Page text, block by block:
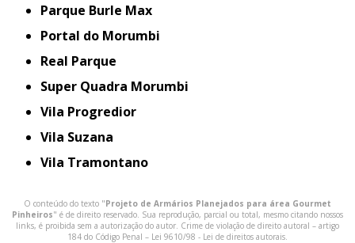
Parque Burle Max
Portal do Morumbi
Real Parque
Super Quadra Morumbi
Vila Progredior
Vila Suzana
Vila Tramontano
O conteúdo do texto "Projeto de Armários Planejados para área Gourmet
Pinheiros" é de direito reservado. Sua reprodução, parcial ou total, mesmo citando nossos
links, é proibida sem a autorização do autor. Crime de violação de direito autoral – artigo
184 do Código Penal – Lei 9610/98 - Lei de direitos autorais